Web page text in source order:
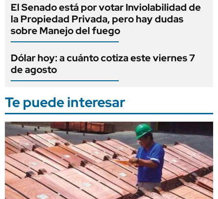
El Senado está por votar Inviolabilidad de
la Propiedad Privada, pero hay dudas
sobre Manejo del fuego
Dólar hoy: a cuánto cotiza este viernes 7
de agosto
Te puede interesar